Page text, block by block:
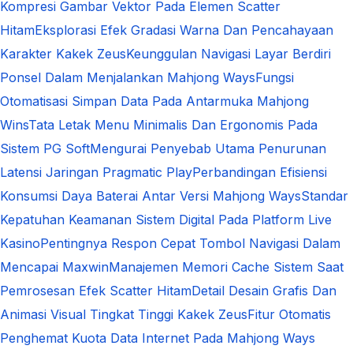
Kompresi Gambar Vektor Pada Elemen Scatter
HitamEksplorasi Efek Gradasi Warna Dan Pencahayaan
Karakter Kakek ZeusKeunggulan Navigasi Layar Berdiri
Ponsel Dalam Menjalankan Mahjong WaysFungsi
Otomatisasi Simpan Data Pada Antarmuka Mahjong
WinsTata Letak Menu Minimalis Dan Ergonomis Pada
Sistem PG SoftMengurai Penyebab Utama Penurunan
Latensi Jaringan Pragmatic PlayPerbandingan Efisiensi
Konsumsi Daya Baterai Antar Versi Mahjong WaysStandar
Kepatuhan Keamanan Sistem Digital Pada Platform Live
KasinoPentingnya Respon Cepat Tombol Navigasi Dalam
Mencapai MaxwinManajemen Memori Cache Sistem Saat
Pemrosesan Efek Scatter HitamDetail Desain Grafis Dan
Animasi Visual Tingkat Tinggi Kakek ZeusFitur Otomatis
Penghemat Kuota Data Internet Pada Mahjong Ways